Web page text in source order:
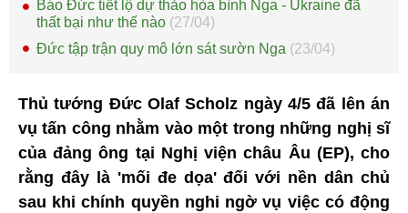
Báo Đức tiết lộ dự thảo hòa bình Nga - Ukraine đã
thất bại như thế nào (27/04)
Đức tập trận quy mô lớn sát sườn Nga (23/04)
Thủ tướng Đức Olaf Scholz ngày 4/5 đã lên án
vụ tấn công nhằm vào một trong những nghị sĩ
của đảng ông tại Nghị viện châu Âu (EP), cho
rằng đây là 'mối đe dọa' đối với nền dân chủ
sau khi chính quyền nghi ngờ vụ việc có động